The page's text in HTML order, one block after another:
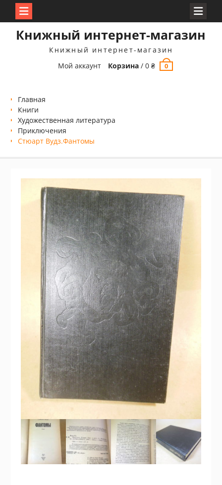
Книжный интернет-магазин
Книжный интернет-магазин
Мой аккаунт
Корзина /0₴ 0
Главная
Книги
Xудожественная литература
Приключения
Стюарт Вудз.Фантомы